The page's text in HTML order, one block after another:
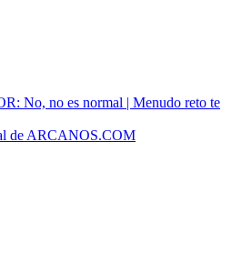
No, no es normal | Menudo reto te
de ARCANOS.COM